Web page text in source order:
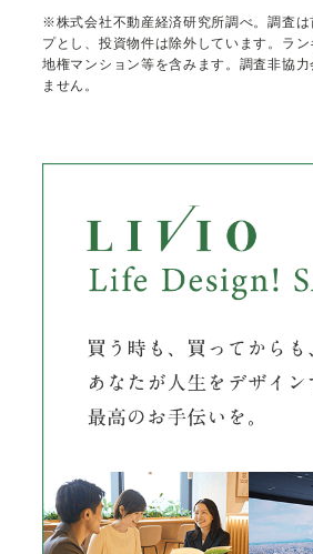
※株式会社不動産経済研究所調べ。調査は
プとし、投資物件は除外しています。ラ
地権マンション等を含みます。調査非協
ません。